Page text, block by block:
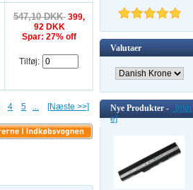
547,10 DKK 399,
92 DKK
Spar: 27% off
Tilføj:
4 5 [Næste >>]
Valutaer
Nye Produkter -
[mer
e]